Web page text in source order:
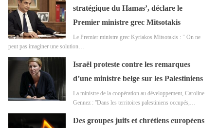
stratégique du Hamas’, déclare le
Premier ministre grec Mitsotakis
Le Premier ministre grec Kyriakos Mitsotakis : " On ne
peut pas imaginer une solution…
Israël proteste contre les remarques
d’une ministre belge sur les Palestiniens
La ministre de la coopération au développement, Caroline
Gennez : ''Dans les territoires palestiniens occupés,…
Des groupes juifs et chrétiens européens